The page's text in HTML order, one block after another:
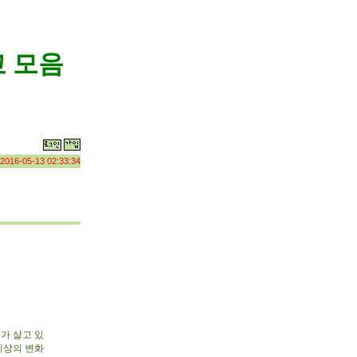
모음
2016-05-13 02:33:34
살고 있
상의 변화